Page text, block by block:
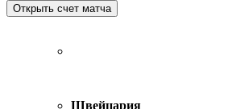
Швейцария